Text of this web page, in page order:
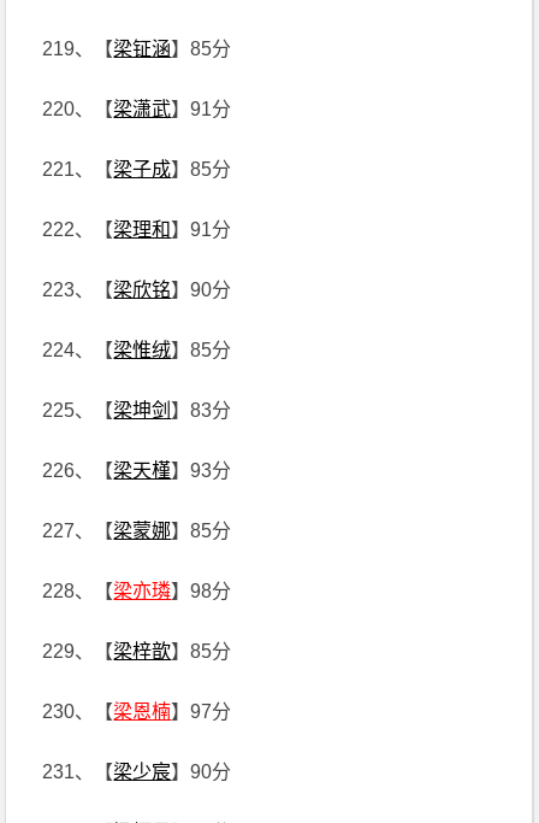
219、【梁钲涵】85分
220、【梁潇武】91分
221、【梁子成】85分
222、【梁理和】91分
223、【梁欣铭】90分
224、【梁惟绒】85分
225、【梁坤剑 】83分
226、【梁天槿】93分
227、【梁蒙娜】85分
228、【梁亦璘】98分
229、【梁梓歆】85分
230、【梁恩楠】97分
231、【梁少宸】90分